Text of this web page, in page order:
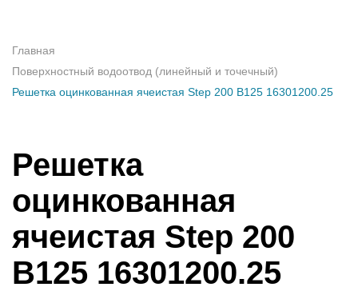
Главная
Поверхностный водоотвод (линейный и точечный)
Решетка оцинкованная ячеистая Step 200 B125 16301200.25
Решетка
оцинкованная
ячеистая Step 200
B125 16301200.25